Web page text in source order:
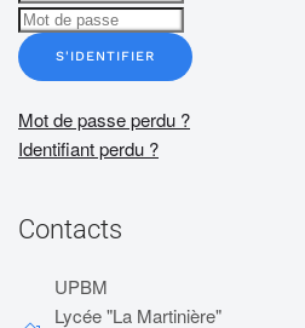
S'IDENTIFIER
Mot de passe perdu ?
Identifiant perdu ?
Contacts
UPBM
Lycée "La Martinière"